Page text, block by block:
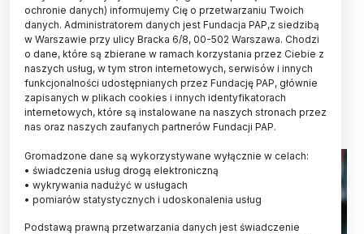
dwóch odrębnych ministerstw:
nauki i szkolnictwa wyższego oraz
edukacji
25.10.2023
aktualizacja: 25.10.2023
2 minuty czytania
ochronie danych) informujemy Cię o przetwarzaniu Twoich
danych. Administratorem danych jest Fundacja PAP,z siedzibą
w Warszawie przy ulicy Bracka 6/8, 00-502 Warszawa. Chodzi
o dane, które są zbierane w ramach korzystania przez Ciebie z
naszych usług, w tym stron internetowych, serwisów i innych
funkcjonalności udostępnianych przez Fundację PAP, głównie
zapisanych w plikach cookies i innych identyfikatorach
internetowych, które są instalowane na naszych stronach przez
nas oraz naszych zaufanych partnerów Fundacji PAP.
Gromadzone dane są wykorzystywane wyłącznie w celach:
• świadczenia usług drogą elektroniczną
• wykrywania nadużyć w usługach
• pomiarów statystycznych i udoskonalenia usług
Podstawą prawną przetwarzania danych jest świadczenie